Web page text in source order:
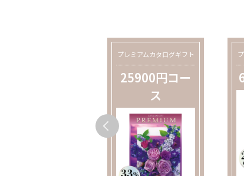
プレミアムカタログギフト
25900円コー
ス